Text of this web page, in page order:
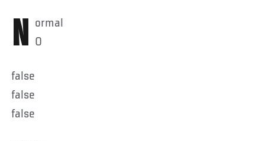
Normal
0
false
false
false